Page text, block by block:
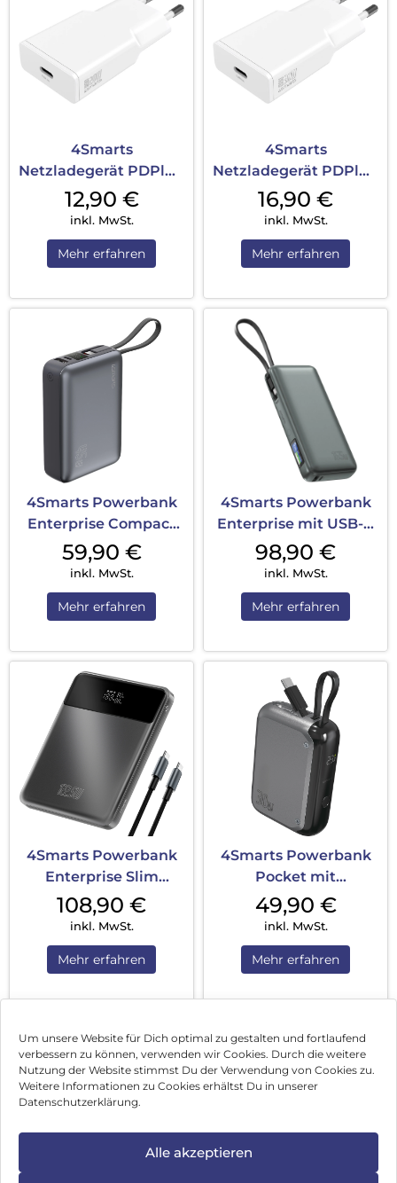
Um unsere Website für Dich optimal zu gestalten und fortlaufend
verbessern zu können, verwenden wir Cookies. Durch die weitere
Nutzung der Website stimmst Du der Verwendung von Cookies zu.
Weitere Informationen zu Cookies erhältst Du in unserer
Datenschutzerklärung.
Alle akzeptieren
4Smarts
Netzladegerät PDPlug
Slim 20W GaN 1C Weiß
12,90 €
inkl. MwSt.
Mehr erfahren
4Smarts
Netzladegerät PDPlug
Slim 30W GaN 1C Weiß
16,90 €
inkl. MwSt.
Mehr erfahren
4Smarts Powerbank
Enterprise Compact
20000 mAh 45W...
59,90 €
inkl. MwSt.
Mehr erfahren
4Smarts Powerbank
Enterprise mit USB-C
Kabel 20000...
98,90 €
inkl. MwSt.
Mehr erfahren
4Smarts Powerbank
Enterprise Slim
20000mAh 122.5W...
108,90 €
inkl. MwSt.
Mehr erfahren
4Smarts Powerbank
Pocket mit
integriertem USB-C
Ka...
49,90 €
inkl. MwSt.
Mehr erfahren
1 2 3 … 9 Nächste
Impressum